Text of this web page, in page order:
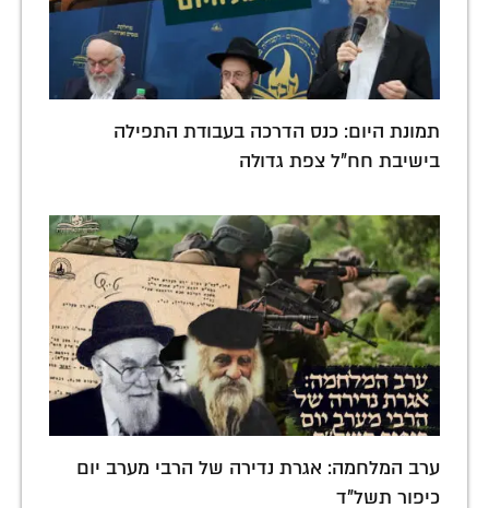
תמונת היום: כנס הדרכה בעבודת התפילה
בישיבת חח"ל צפת גדולה
ערב המלחמה: אגרת נדירה של הרבי מערב יום
כיפור תשל"ד